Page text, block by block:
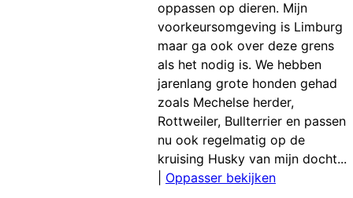
oppassen op dieren. Mijn
voorkeursomgeving is Limburg
maar ga ook over deze grens
als het nodig is. We hebben
jarenlang grote honden gehad
zoals Mechelse herder,
Rottweiler, Bullterrier en passen
nu ook regelmatig op de
kruising Husky van mijn docht...
Oppasser bekijken